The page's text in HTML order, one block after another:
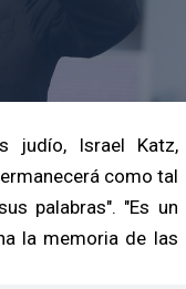
judío, Israel Katz,
como tal
palabras". "Es un
la memoria de las